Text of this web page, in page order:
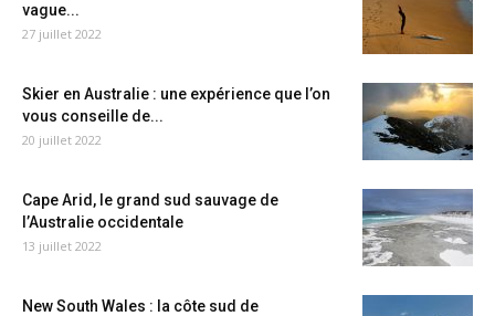
vague...
27 juillet 2022
Skier en Australie : une expérience que l’on
vous conseille de...
20 juillet 2022
Cape Arid, le grand sud sauvage de
l’Australie occidentale
13 juillet 2022
New South Wales : la côte sud de